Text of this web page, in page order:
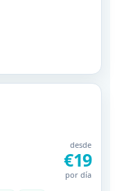
desde
€19
por día